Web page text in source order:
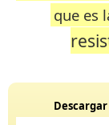
que es
Descargar